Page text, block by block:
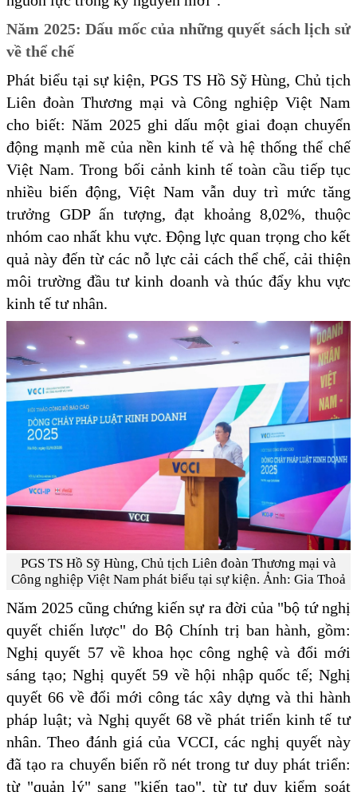
Năm 2025: Dấu mốc của những quyết sách lịch sử
về thể chế
Phát biểu tại sự kiện, PGS TS Hồ Sỹ Hùng, Chủ tịch
Liên đoàn Thương mại và Công nghiệp Việt Nam
cho biết: Năm 2025 ghi dấu một giai đoạn chuyển
động mạnh mẽ của nền kinh tế và hệ thống thể chế
Việt Nam. Trong bối cảnh kinh tế toàn cầu tiếp tục
nhiều biến động, Việt Nam vẫn duy trì mức tăng
trưởng GDP ấn tượng, đạt khoảng 8,02%, thuộc
nhóm cao nhất khu vực. Động lực quan trọng cho kết
quả này đến từ các nỗ lực cải cách thể chế, cải thiện
môi trường đầu tư kinh doanh và thúc đẩy khu vực
kinh tế tư nhân.
PGS TS Hồ Sỹ Hùng, Chủ tịch Liên đoàn Thương mại và
Công nghiệp Việt Nam phát biểu tại sự kiện. Ảnh: Gia Thoả
Năm 2025 cũng chứng kiến sự ra đời của "bộ tứ nghị
quyết chiến lược" do Bộ Chính trị ban hành, gồm:
Nghị quyết 57 về khoa học công nghệ và đổi mới
sáng tạo; Nghị quyết 59 về hội nhập quốc tế; Nghị
quyết 66 về đổi mới công tác xây dựng và thi hành
pháp luật; và Nghị quyết 68 về phát triển kinh tế tư
nhân. Theo đánh giá của VCCI, các nghị quyết này
đã tạo ra chuyển biến rõ nét trong tư duy phát triển:
từ "quản lý" sang "kiến tạo", từ tư duy kiểm soát